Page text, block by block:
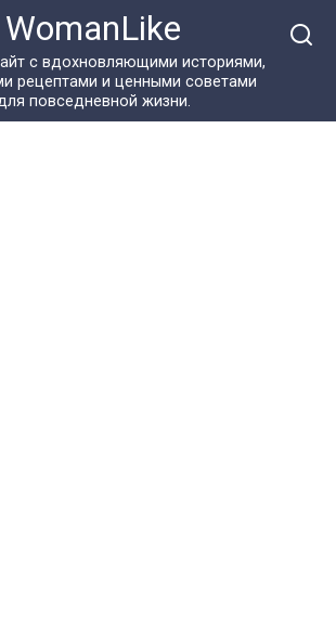
WomanLike
с вдохновляющими историями,
рецептами и ценными советами
повседневной жизни.